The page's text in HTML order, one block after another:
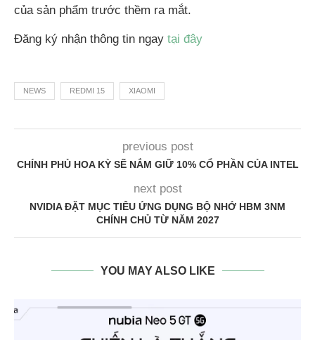
của sản phẩm trước thềm ra mắt.
Đăng ký nhận thông tin ngay tại đây
NEWS REDMI 15 XIAOMI
previous post
CHÍNH PHỦ HOA KỲ SẼ NẮM GIỮ 10% CỔ PHẦN CỦA INTEL
next post
NVIDIA ĐẶT MỤC TIÊU ỨNG DỤNG BỘ NHỚ HBM 3NM
CHÍNH CHỦ TỪ NĂM 2027
YOU MAY ALSO LIKE